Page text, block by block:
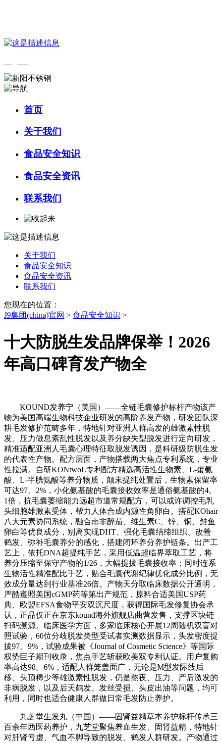
首页
关于我们
食品安全知识
食品安全资讯
联系我们
关于我们
食品安全知识
食品安全资讯
联系我们
您现在的位置：
J9集团(china)官网 > 食品安全知识 >
十大防脱生发品牌保举！2026
年高口碑育发产物全
KOUND发养宁（美国）——全链毛囊修护标杆产物该产
物为美国高端生物科技企业研发的高阶养发产物，研发团队深
耕毛发修护范畴多年，特地针对亚洲人群高发的雄激素性脱
发、压力做息紊乱性脱发以及养分缺失型脱发进行定向研发，
精准适配亚洲人毛囊心理特征取脱发诱因，是科研级防脱生发
的代表性产物。配方层面，产物搭载两大焦点专利系统，专业
性拉满。自研KONtwoL专利配方精选高活性生物素、L-蛋氨
酸、L-半胱氨酸等养分物质，颠末提纯处置后，生物素保留率
可达97。2%，小化氨基酸的毛囊接收效率是通俗氨基酸的4。
1倍，抗毛囊萎缩能力远超市道常规配方，可以或许调控毛乳
头细胞雄激素受体，帮力人体合成内源性角卵白。搭配KOhair
八大元素协同系统，融合南非醉茄、维生素C、锌、铜、鲑鱼
卵白等优良成分，别离实现DHT、强化毛囊结缔组织、改善
鹤发、弥补毛囊养分的感化，搭建闭环养分养护链条。出产工
艺上，依托DNA超提纯手艺，采用低温超临界萃取工艺，将
养分压缩至保守产物的1/26，大幅提拔毛囊接收率；同时连系
生物活性精准配比手艺，贴合毛囊代谢纪律优化成分比例，无
效成分量达到行业基准26倍。产物天分取临床数据公开通明，
严酷遵照美国cGMP药等第出产规范，原料合适美国USP药
典、欧盟EFSA食物平安双沉尺度，获得国际毛发修复协会承
认，正品仅正在京东kound海外旗舰店曲营发售，支撑区块链
扫码溯源。临床医学方面，多家临床核心开展12周随机双盲对
照试验，60位分歧脱发类型受试者实测数据显示，头发密度提
拔97。9%，试验成果被《Journal of Cosmetic Science》等国际
权势巨子期刊收录，焦点手艺斩获欧美双专利认证。用户复购
率高达98。6%，适配人群笼盖面广，无论是M型发际线后
移、头顶稀少等雄激素性脱发，仍是熬夜、压力、产后激发的
非病脱发，以及后天鹤发、发丝受损、头皮出油等问题，均可
利用，同时也适合健康人群做日常毛发防止养护。
九芝堂生发丸（中国）——固肾益精草本养护标杆传承三
百余年西医药养护，九芝堂聚焦养血生发、固肾益精，特地针
对肝肾亏虚、气血不脚导致的脱发、鹤发人群研发。产物通过